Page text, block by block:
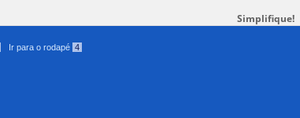
Simplifique!
Ir para o rodapé 4